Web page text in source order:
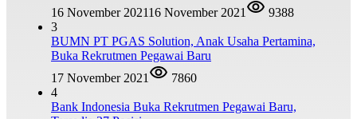
16 November 202116 November 2021
9388
3
BUMN PT PGAS Solution, Anak Usaha Pertamina,
Buka Rekrutmen Pegawai Baru
17 November 2021
7860
4
Bank Indonesia Buka Rekrutmen Pegawai Baru,